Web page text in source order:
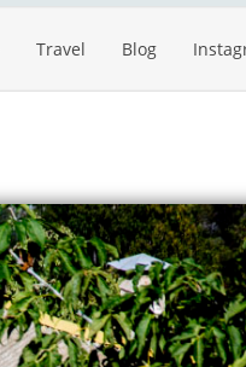
Travel Blog